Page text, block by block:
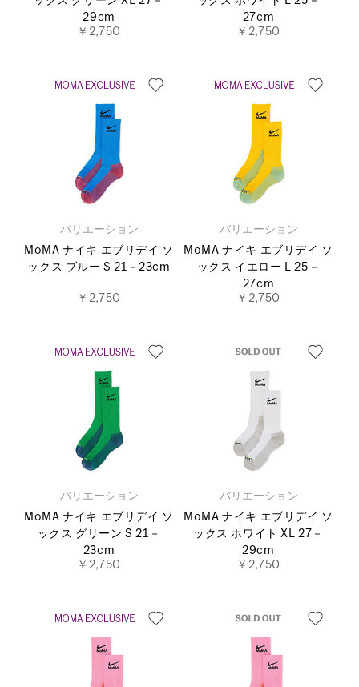
29cm
￥2,750
27cm
￥2,750
バリエーション
MoMA ナイキ エブリデイ ソ
ックス ブルー S 21－23cm
￥2,750
バリエーション
MoMA ナイキ エブリデイ ソ
ックス イエロー L 25－
27cm
￥2,750
バリエーション
MoMA ナイキ エブリデイ ソ
ックス グリーン S 21－
23cm
￥2,750
バリエーション
MoMA ナイキ エブリデイ ソ
ックス ホワイト XL 27－
29cm
￥2,750